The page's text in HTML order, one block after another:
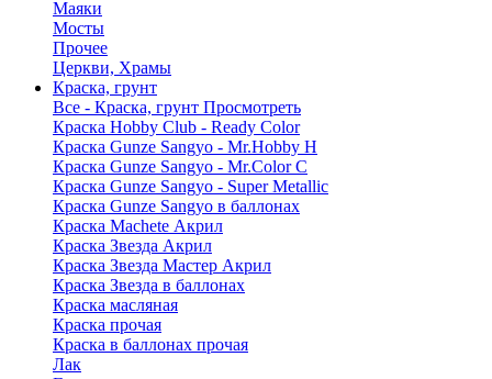
Маяки
Мосты
Прочее
Церкви, Храмы
Краска, грунт
Все - Краска, грунт Просмотреть
Краска Hobby Club - Ready Color
Краска Gunze Sangyo - Mr.Hobby H
Краска Gunze Sangyo - Mr.Color C
Краска Gunze Sangyo - Super Metallic
Краска Gunze Sangyo в баллонах
Краска Machete Акрил
Краска Звезда Акрил
Краска Звезда Мастер Акрил
Краска Звезда в баллонах
Краска масляная
Краска прочая
Краска в баллонах прочая
Лак